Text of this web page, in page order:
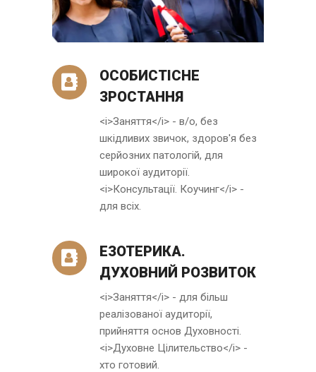
ОСОБИСТІСНЕ
ЗРОСТАННЯ
<i>Заняття</i> - в/о, без
шкідливих звичок, здоров'я без
серйозних патологій, для
широкої аудиторії.
<i>Консультації. Коучинг</i> -
для всіх.
ЕЗОТЕРИКА.
ДУХОВНИЙ РОЗВИТОК
<i>Заняття</i> - для більш
реалізованої аудиторії,
прийняття основ Духовності.
<i>Духовне Цілительство</i> -
хто готовий.